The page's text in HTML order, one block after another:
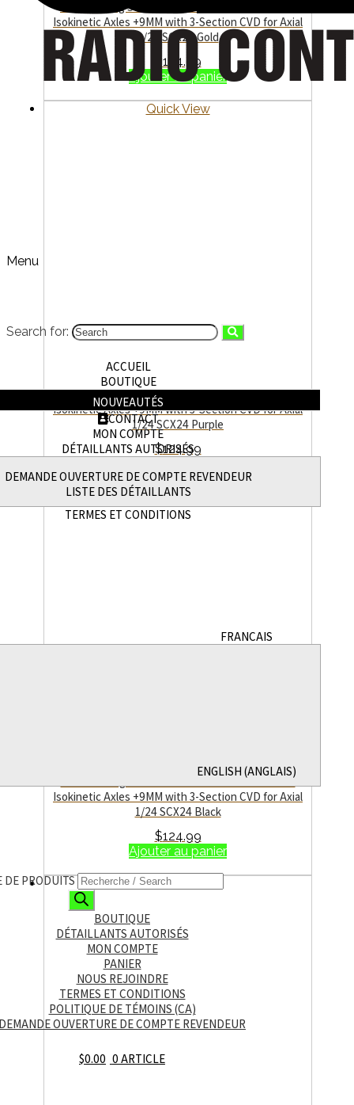
Menu
Search for:
ACCUEIL
BOUTIQUE
NOUVEAUTÉS
CONTACT
MON COMPTE
DÉTAILLANTS AUTORISÉS
DEMANDE OUVERTURE DE COMPTE REVENDEUR
LISTE DES DÉTAILLANTS
TERMES ET CONDITIONS
FRANÇAIS
ENGLISH (ANGLAIS)
DE PRODUITS
BOUTIQUE
DÉTAILLANTS AUTORISÉS
MON COMPTE
PANIER
NOUS REJOINDRE
TERMES ET CONDITIONS
POLITIQUE DE TÉMOINS (CA)
OUVERTURE DE COMPTE REVENDEUR
$0.00 0 ARTICLE
MEUS Racing SCX24-01-KY1620 SCX24 Metal V3
Isokinetic Axles +9MM with 3-Section CVD for Axial
1/24 SCX24 Gold
124.99
Ajouter au panier
Quick View
MEUS Racing SCX24-01-KY1619 SCX24 Metal V3
Isokinetic Axles +9MM with 3-Section CVD for Axial
1/24 SCX24 Purple
$124.99
Quick View
MEUS Racing SCX24-01-KY1617 SCX24 Metal V3
Isokinetic Axles +9MM with 3-Section CVD for Axial
1/24 SCX24 Black
$124.99
Ajouter au panier
Quick View